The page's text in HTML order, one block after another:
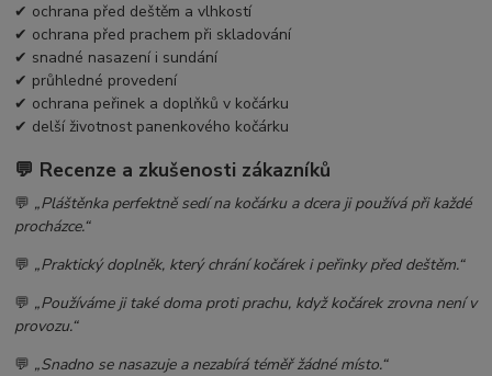
✔ ochrana před deštěm a vlhkostí
✔ ochrana před prachem při skladování
✔ snadné nasazení i sundání
✔ průhledné provedení
✔ ochrana peřinek a doplňků v kočárku
✔ delší životnost panenkového kočárku
💬 Recenze a zkušenosti zákazníků
💬 „Pláštěnka perfektně sedí na kočárku a dcera ji používá při každé
procházce.“
💬 „Praktický doplněk, který chrání kočárek i peřinky před deštěm.“
💬 „Používáme ji také doma proti prachu, když kočárek zrovna není v
provozu.“
💬 „Snadno se nasazuje a nezabírá téměř žádné místo.“